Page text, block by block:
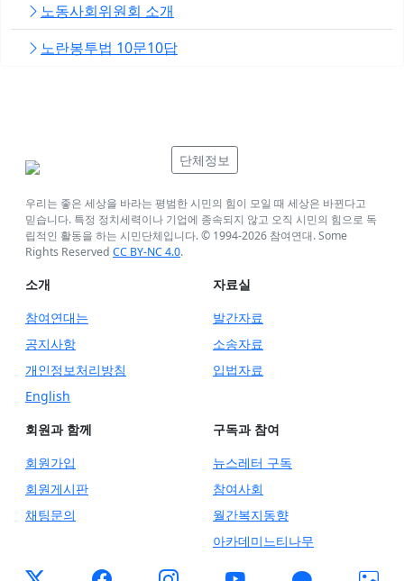
노동사회위원회 소개
노란봉투법 10문10답
단체정보
우리는 좋은 세상을 바라는 평범한 시민의 힘이 모일 때 세상은 바뀐다고
믿습니다. 특정 정치세력이나 기업에 종속되지 않고 오직 시민의 힘으로 독
립적인 활동을 하는 시민단체입니다. © 1994-2026 참여연대. Some
Rights Reserved CC BY-NC 4.0.
소개
참여연대는
공지사항
개인정보처리방침
English
자료실
발간자료
소송자료
입법자료
회원과 함께
회원가입
회원게시판
채팅문의
구독과 참여
뉴스레터 구독
참여사회
월간복지동향
아카데미느티나무